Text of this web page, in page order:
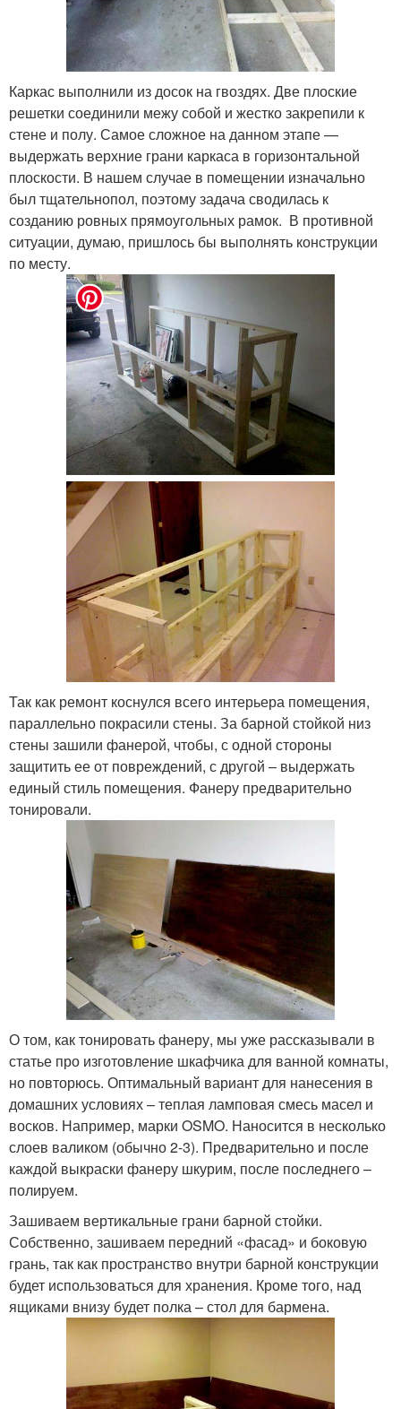
Каркас выполнили из досок на гвоздях. Две плоские
решетки соединили межу собой и жестко закрепили к
стене и полу. Самое сложное на данном этапе —
выдержать верхние грани каркаса в горизонтальной
плоскости. В нашем случае в помещении изначально
был тщательнопол, поэтому задача сводилась к
созданию ровных прямоугольных рамок. В противной
ситуации, думаю, пришлось бы выполнять конструкции
по месту.
Так как ремонт коснулся всего интерьера помещения,
параллельно покрасили стены. За барной стойкой низ
стены зашили фанерой, чтобы, с одной стороны
защитить ее от повреждений, с другой – выдержать
единый стиль помещения. Фанеру предварительно
тонировали.
О том, как тонировать фанеру, мы уже рассказывали в
статье про изготовление шкафчика для ванной комнаты,
но повторюсь. Оптимальный вариант для нанесения в
домашних условиях – теплая ламповая смесь масел и
восков. Например, марки OSMO. Наносится в несколько
слоев валиком (обычно 2-3). Предварительно и после
каждой выкраски фанеру шкурим, после последнего –
полируем.
Зашиваем вертикальные грани барной стойки.
Собственно, зашиваем передний «фасад» и боковую
грань, так как пространство внутри барной конструкции
будет использоваться для хранения. Кроме того, над
ящиками внизу будет полка – стол для бармена.